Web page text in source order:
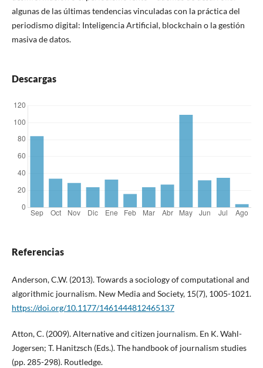
algunas de las últimas tendencias vinculadas con la práctica del
periodismo digital: Inteligencia Artificial, blockchain o la gestión
masiva de datos.
Descargas
Referencias
Anderson, C.W. (2013). Towards a sociology of computational and
algorithmic journalism. New Media and Society, 15(7), 1005-1021.
https://doi.org/10.1177/1461444812465137
Atton, C. (2009). Alternative and citizen journalism. En K. Wahl-
Jogersen; T. Hanitzsch (Eds.). The handbook of journalism studies
(pp. 285-298). Routledge.